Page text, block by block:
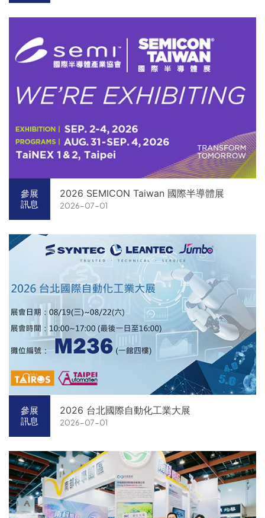
參展
訊息
2026 SEMICON Taiwan 國際半導體展
2026-07-01
參展
訊息
2026 台北國際自動化工業大展
2026-07-01